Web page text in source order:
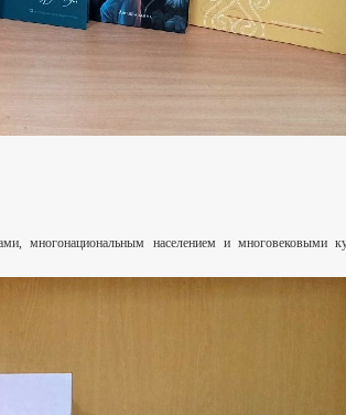
многонациональным населением и многовековыми